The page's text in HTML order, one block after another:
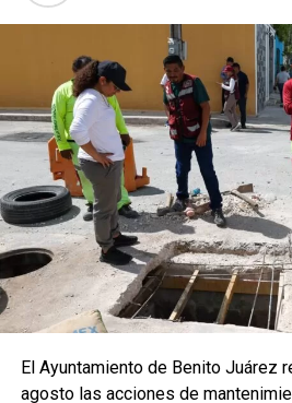
El Ayuntamiento de Benito Juárez
agosto las acciones de